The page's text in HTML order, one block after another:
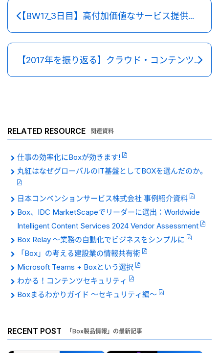
【BW17_3日目】高付加価値なサービス提供を可能にするプラットフォームへ
【2017年を振り返る】クラウド・コンテンツ・マネジメント元年？
RELATED RESOURCE 関連資料
仕事の効率化にBoxが効きます!
丸紅はなぜグローバルのIT基盤としてBOXを選んだのか。
日本コンベンションサービス株式会社 事例紹介資料
Box、IDC MarketScapeでリーダーに選出：Worldwide
Intelligent Content Services 2024 Vendor Assessment
Box Relay 〜業務の自動化でビジネスをシンプルに
「Box」の考える建設業の情報共有術
Microsoft Teams + Boxという選択
わかる！コンテンツセキュリティ
Boxまるわかりガイド 〜セキュリティ編〜
RECENT POST 「Box製品情報」の最新記事